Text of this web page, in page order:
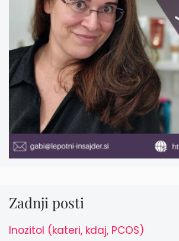
Zadnji posti
Inozitol (kateri, kdaj, PCOS)